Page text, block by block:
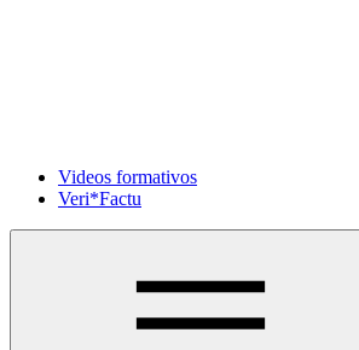
Videos formativos
Veri*Factu